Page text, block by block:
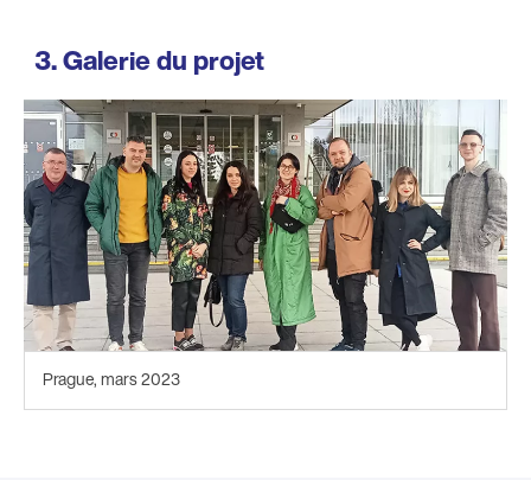
Galerie du projet
Prague, mars 2023